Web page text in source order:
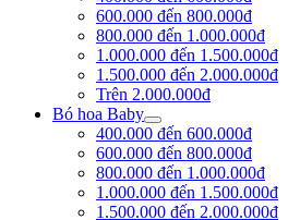
600.000 đến 800.000đ
800.000 đến 1.000.000đ
1.000.000 đến 1.500.000đ
1.500.000 đến 2.000.000đ
Trên 2.000.000đ
Bó hoa Baby
400.000 đến 600.000đ
600.000 đến 800.000đ
800.000 đến 1.000.000đ
1.000.000 đến 1.500.000đ
1.500.000 đến 2.000.000đ